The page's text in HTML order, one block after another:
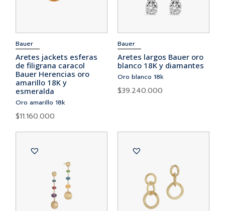
Bauer
Aretes jackets esferas
de filigrana caracol
Bauer Herencias oro
amarillo 18K y
esmeralda
Oro amarillo 18k
$11.160.000
Bauer
Aretes largos Bauer oro
blanco 18K y diamantes
Oro blanco 18k
$39.240.000